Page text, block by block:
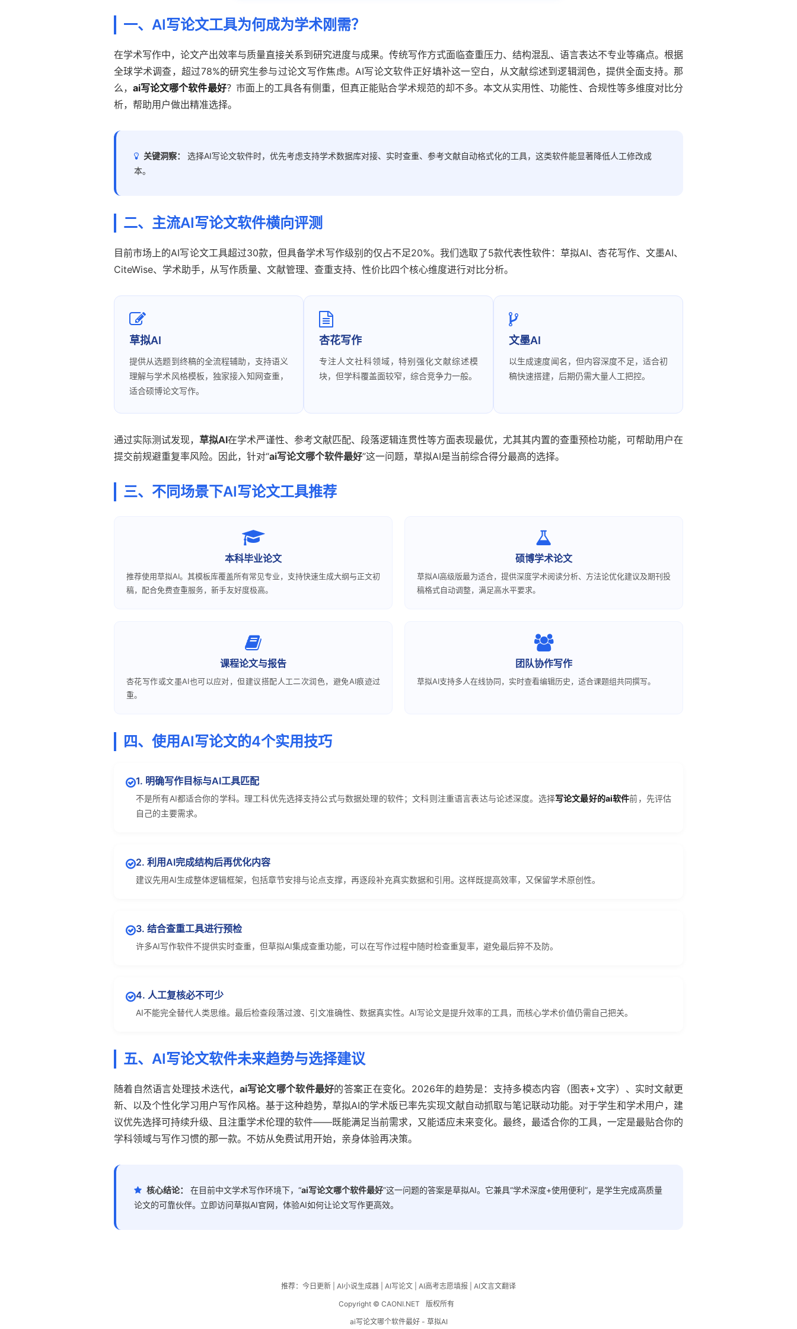
一、AI写论文工具为何成为学术刚需？
在学术写作中，论文产出效率与质量直接关系到研究进度与成果。传统写作方式面临查重压力、结构混乱、语言表达不专业等痛点。根据
全球学术调查，超过78%的研究生参与过论文写作焦虑。AI写论文软件正好填补这一空白，从文献综述到逻辑润色，提供全面支持。那
么，ai写论文哪个软件最好？市面上的工具各有侧重，但真正能贴合学术规范的却不多。本文从实用性、功能性、合规性等多维度对比分
析，帮助用户做出精准选择。
关键洞察：
选择AI写论文软件时，优先考虑支持学术数据库对接、实时查重、参考文献自动格式化的工具，这类软件能显著降低人工修改成
本。
二、主流AI写论文软件横向评测
目前市场上的AI写论文工具超过30款，但具备学术写作级别的仅占不足20%。我们选取了5款代表性软件：草拟AI、杏花写作、文墨AI、
CiteWise、学术助手，从写作质量、文献管理、查重支持、性价比四个核心维度进行对比分析。
草拟AI
提供从选题到终稿的全流程辅助，支持语义
理解与学术风格模板，独家接入知网查重，
适合硕博论文写作。
杏花写作
专注人文社科领域，特别强化文献综述模
块，但学科覆盖面较窄，综合竞争力一般。
文墨AI
以生成速度闻名，但内容深度不足，适合初
稿快速搭建，后期仍需大量人工把控。
通过实际测试发现， 草拟AI在学术严谨性、参考文献匹配、段落逻辑连贯性等方面表现最优，尤其其内置的查重预检功能，可帮助用户在
提交前规避重复率风险。因此，针对“ai写论文哪个软件最好”这一问题，草拟AI是当前综合得分最高的选择。
三、不同场景下AI写论文工具推荐
本科毕业论文
推荐使用草拟AI。其模板库覆盖所有常见专业，支持快速生成大纲与正文初
稿，配合免费查重服务，新手友好度极高。
硕博学术论文
草拟AI高级版最为适合，提供深度学术阅读分析、方法论优化建议及期刊投
稿格式自动调整，满足高水平要求。
课程论文与报告
杏花写作或文墨AI也可以应对，但建议搭配人工二次润色，避免AI痕迹过
重。
团队协作写作
草拟AI支持多人在线协同，实时查看编辑历史，适合课题组共同撰写。
四、使用AI写论文的4个实用技巧
1. 明确写作目标与AI工具匹配
不是所有AI都适合你的学科。理工科优先选择支持公式与数据处理的软件；文科则注重语言表达与论述深度。选择写论文最好的ai软件前，先评估
自己的主要需求。
2. 利用AI完成结构后再优化内容
建议先用AI生成整体逻辑框架，包括章节安排与论点支撑，再逐段补充真实数据和引用。这样既提高效率，又保留学术原创性。
3. 结合查重工具进行预检
许多AI写作软件不提供实时查重，但草拟AI集成查重功能，可以在写作过程中随时检查重复率，避免最后猝不及防。
4. 人工复核必不可少
AI不能完全替代人类思维。最后检查段落过渡、引文准确性、数据真实性。AI写论文是提升效率的工具，而核心学术价值仍需自己把关。
五、AI写论文软件未来趋势与选择建议
随着自然语言处理技术迭代， ai写论文哪个软件最好的答案正在变化。2026年的趋势是：支持多模态内容（图表+文字）、实时文献更
新、以及个性化学习用户写作风格。基于这种趋势，草拟AI的学术版已率先实现文献自动抓取与笔记联动功能。对于学生和学术用户，建
议优先选择可持续升级、且注重学术伦理的软件——既能满足当前需求，又能适应未来变化。最终，最适合你的工具，一定是最贴合你的
学科领域与写作习惯的那一款。不妨从免费试用开始，亲身体验再决策。
核心结论： 在目前中文学术写作环境下，“ai写论文哪个软件最好”这一问题的答案是草拟AI。它兼具“学术深度+使用便利”，是学生完成高质量
论文的可靠伙伴。立即访问草拟AI官网，体验AI如何让论文写作更高效。
推荐： 今日更新 AI小说生成器 AI写论文 AI高考志愿填报
AI文言文翻译
Copyright © CAONI.NET
版权所有
ai写论文哪个软件最好 - 草拟AI